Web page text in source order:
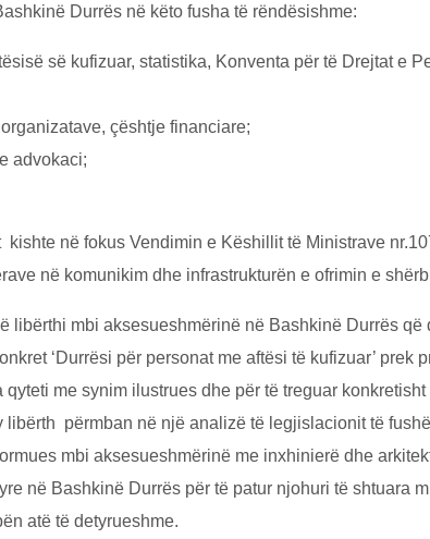
Durrёs nё kёto fusha tё rёndёsishme:
sё kufizuar, statistika, Konventa pёr tё Drejtat e
çёshtje financiare;
advokaci;
kishte në fokus Vendimin e Kёshillit tё Ministrave
nё komunikim dhe infrastrukturёn e ofrimin e
libёrthi mbi aksesueshmёrinё nё Bashkinё Durrёs
‘Durrёsi pёr personat me aftёsi tё kufizuar’
qyteti me synim ilustrues dhe pёr tё treguar
libёrth përmban në njё analizё tё legjislacionit tё
mbi aksesueshmёrinё me inxhinierё dhe
nё Bashkinё Durrёs për të patur njohuri të shtuara
atë të detyrueshme.